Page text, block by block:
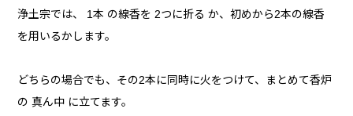
浄土宗では、 1本 の線香を 2つに折る か、初めから2本の線香
を用いるかします。
どちらの場合でも、その2本に同時に火をつけて、まとめて香炉
の 真ん中 に立てます。